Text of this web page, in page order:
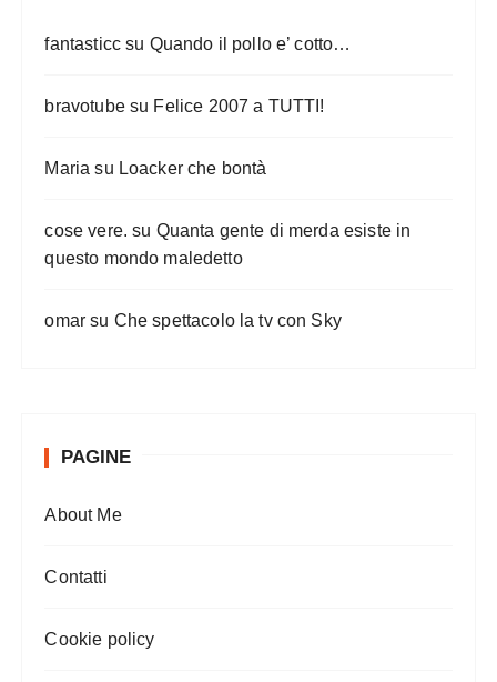
fantasticc su Quando il pollo e’ cotto…
bravotubesu Felice 2007 a TUTTI!
Maria su Loacker che bontà
cose vere. su Quanta gente di merda esiste in
questo mondo maledetto
omar su Che spettacolo la tv con Sky
PAGINE
About Me
Contatti
Cookie policy